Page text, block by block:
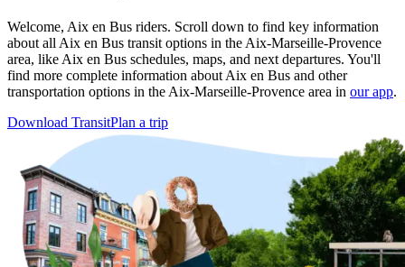
Welcome, Aix en Bus riders. Scroll down to find key information
about all Aix en Bus transit options in the Aix-Marseille-Provence
area, like Aix en Bus schedules, maps, and next departures. You'll
find more complete information about Aix en Bus and other
transportation options in the Aix-Marseille-Provence area in our app.
Download TransitPlan a trip